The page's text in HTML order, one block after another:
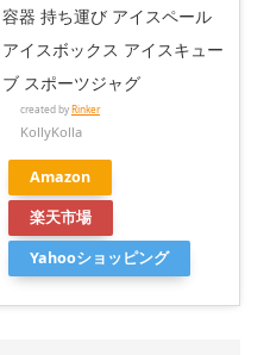
容器 持ち運び アイスペール
アイスボックス アイスキュー
ブ スポーツジャグ
created byRinker
KollyKolla
Amazon
楽天市場
Yahooショッピング